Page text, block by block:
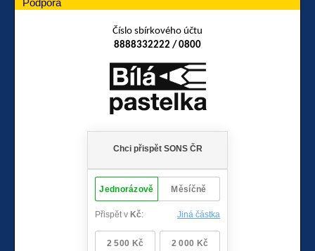
Podpora
Číslo sbírkového účtu
8888332222 / 0800